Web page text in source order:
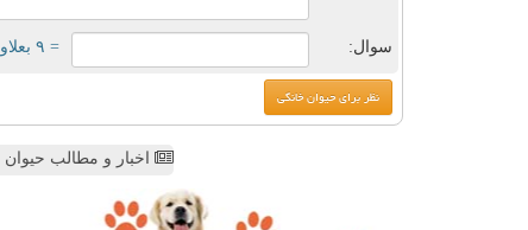
سوال: = ۹ بعلاوه ۵
اخبار و مطالب